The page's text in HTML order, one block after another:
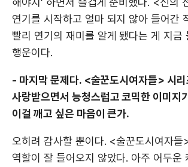
연기를 시작하고 얼마 되지 않아 들어간
빨리 연기의 재미를 알게 됐다는 게 지금
행운이다.
- 마지막 문제다. <술꾼도시여자들> 시
사랑받으면서 능청스럽고 코믹한 이미지
이걸 깨고 싶은 마음이 큰가.
오히려 감사할 뿐이다. <술꾼도시여자들
역할이 잘 들어오지 않았다. 아주 어두운